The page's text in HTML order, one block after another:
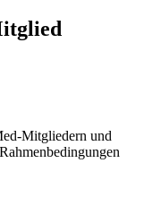
Mitgliedern und